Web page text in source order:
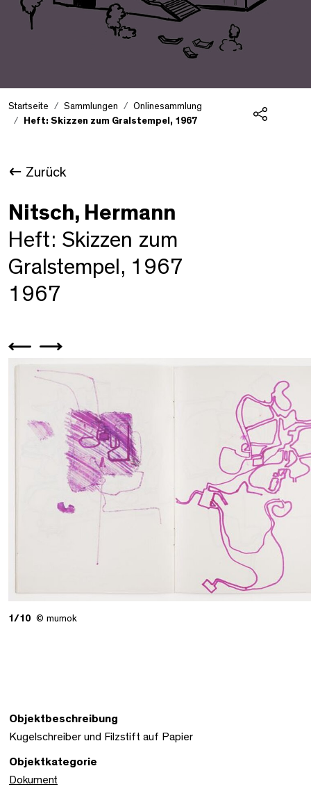
Startseite Sammlungen
Onlinesammlung
Heft: Skizzen zum Gralstempel, 1967
Zurück
Nitsch, Hermann
Heft: Skizzen zum
Gralstempel, 1967
1967
1/10 © mumok
Objektbeschreibung
Kugelschreiber und Filzstift auf Papier
Objektkategorie
Dokument